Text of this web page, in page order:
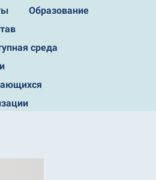
Образование
среда